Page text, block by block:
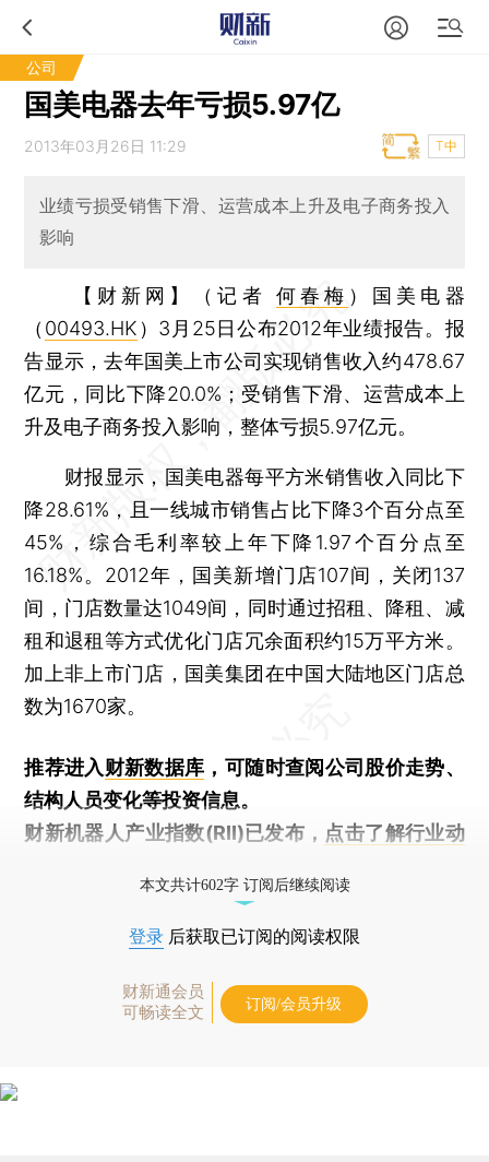
公司
国美电器去年亏损5.97亿
2013年03月26日 11:29 T中
业绩亏损受销售下滑、运营成本上升及电子商务投入
影响
【财新网】（记者 何春梅 ） 国美电器
（ 00493.HK ）3月25日公布2012年业绩报告。报
告显示，去年国美上市公司实现销售收入约478.67
亿元，同比下降20.0%；受销售下滑、运营成本上
升及电子商务投入影响，整体亏损5.97亿元。
财报显示，国美电器每平方米销售收入同比下
降28.61%，且一线城市销售占比下降3个百分点至
45%，综合毛利率较上年下降1.97个百分点至
16.18%。2012年，国美新增门店107间，关闭137
间，门店数量达1049间，同时通过招租、降租、减
租和退租等方式优化门店冗余面积约15万平方米。
加上非上市门店，国美集团在中国大陆地区门店总
数为1670家。
推荐进入财新数据库 ，可随时查阅公司股价走势、
结构人员变化等投资信息。
财新机器人产业指数(RII)已发布， 点击了解行业动
本文共计602字 订阅后继续阅读
登录 后获取已订阅的阅读权限
财新通会员
可畅读全文
订阅/会员升级